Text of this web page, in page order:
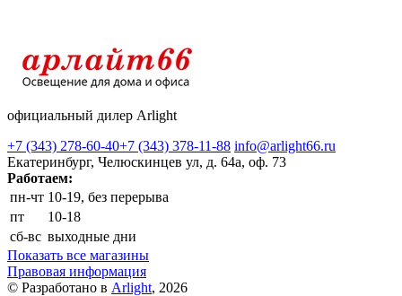
официальный дилер Arlight
+7 (343) 278-60-40+7 (343) 378-11-88 info@arlight66.ru
Екатеринбург, Челюскинцев ул, д. 64а, оф. 73
Работаем:
пн-чт 10-19, без перерыва
пт
10-18
сб-вс выходные дни
Показать все магазины
Правовая информация
© Разработано в Arlight, 2026